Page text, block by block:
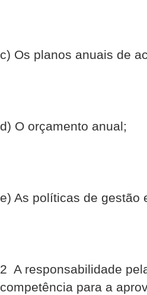
c) Os planos anuais de
d) O orçamento anual;
e) As políticas de gestão
2  A responsabilidade
competência para a